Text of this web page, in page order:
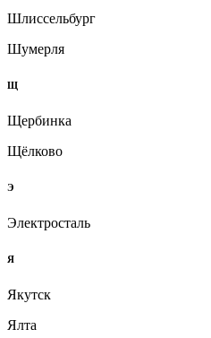
Шлиссельбург
Шумерля
Щ
Щербинка
Щёлково
Э
Электросталь
Я
Якутск
Ялта